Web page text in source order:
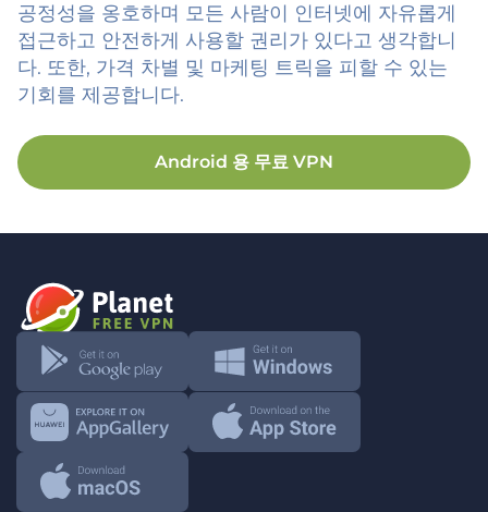
공정성을 옹호하며 모든 사람이 인터넷에 자유롭게
접근하고 안전하게 사용할 권리가 있다고 생각합니
다. 또한, 가격 차별 및 마케팅 트릭을 피할 수 있는
기회를 제공합니다.
Android 용 무료 VPN